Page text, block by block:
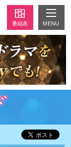
番組表 MENU